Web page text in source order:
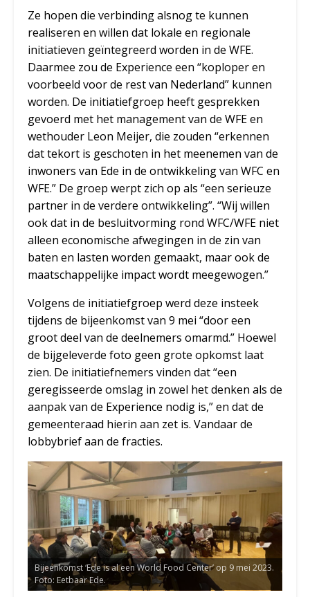
Ze hopen die verbinding alsnog te kunnen
realiseren en willen dat lokale en regionale
initiatieven geïntegreerd worden in de WFE.
Daarmee zou de Experience een “koploper en
voorbeeld voor de rest van Nederland” kunnen
worden. De initiatiefgroep heeft gesprekken
gevoerd met het management van de WFE en
wethouder Leon Meijer, die zouden “erkennen
dat tekort is geschoten in het meenemen van de
inwoners van Ede in de ontwikkeling van WFC en
WFE.” De groep werpt zich op als “een serieuze
partner in de verdere ontwikkeling”. “Wij willen
ook dat in de besluitvorming rond WFC/WFE niet
alleen economische afwegingen in de zin van
baten en lasten worden gemaakt, maar ook de
maatschappelijke impact wordt meegewogen.”
Volgens de initiatiefgroep werd deze insteek
tijdens de bijeenkomst van 9 mei “door een
groot deel van de deelnemers omarmd.” Hoewel
de bijgeleverde foto geen grote opkomst laat
zien. De initiatiefnemers vinden dat “een
geregisseerde omslag in zowel het denken als de
aanpak van de Experience nodig is,” en dat de
gemeenteraad hierin aan zet is. Vandaar de
lobbybrief aan de fracties.
Bijeenkomst ‘Ede is al een World Food Center’ op 9 mei 2023.
Foto: Eetbaar Ede.